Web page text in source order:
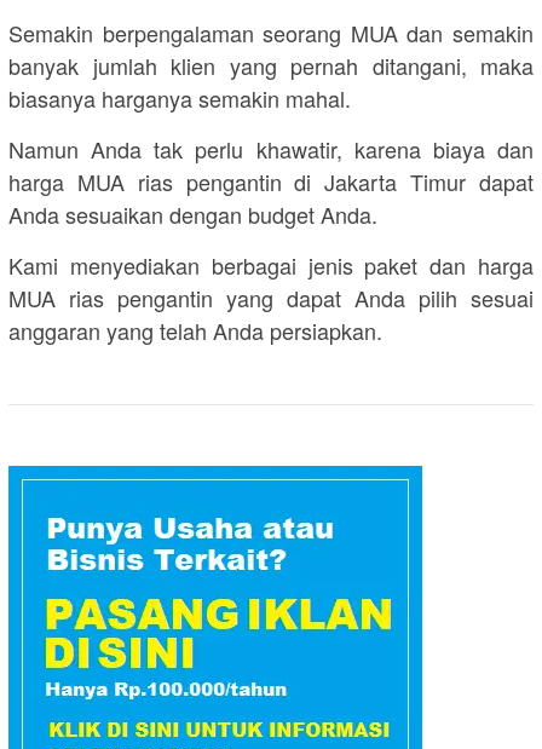
Semakin berpengalaman seorang MUA dan semakin
banyak jumlah klien yang pernah ditangani, maka
biasanya harganya semakin mahal.
Namun Anda tak perlu khawatir, karena biaya dan
harga MUA rias pengantin di Jakarta Timur dapat
Anda sesuaikan dengan budget Anda.
Kami menyediakan berbagai jenis paket dan harga
MUA rias pengantin yang dapat Anda pilih sesuai
anggaran yang telah Anda persiapkan.